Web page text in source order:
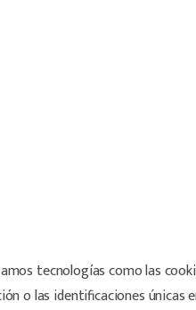
tecnologías como las
o las identificaciones